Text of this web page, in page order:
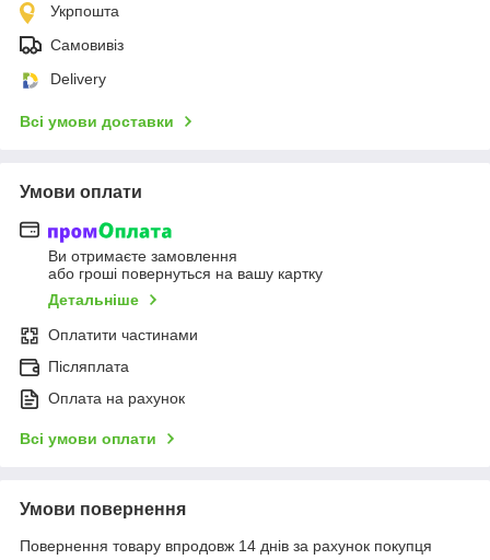
Укрпошта
Самовивіз
Delivery
Всі умови доставки
Умови оплати
Ви отримаєте замовлення
або гроші повернуться на вашу картку
Детальніше
Оплатити частинами
Післяплата
Оплата на рахунок
Всі умови оплати
Умови повернення
Повернення товару впродовж 14 днів за рахунок покупця